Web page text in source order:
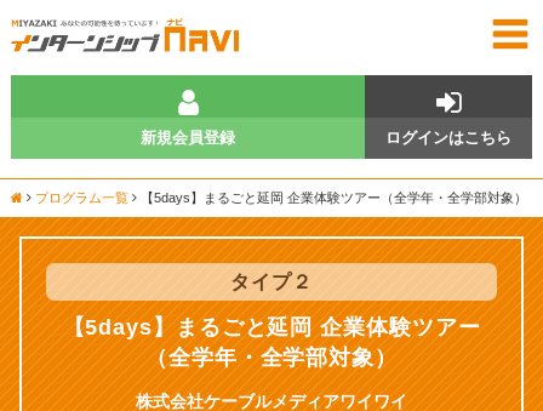
ログインはこちら
新規会員登録
プログラム一覧 【5days】まるごと延岡 企業体験ツアー（全学年・全学部対象）
タイプ２
【5days】まるごと延岡 企業体験ツアー
（全学年・全学部対象）
株式会社ケーブルメディアワイワイ